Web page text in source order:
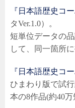
『日本語歴史コ
タVer.1.0）。
短単位データの
して、同一箇所
『日本語歴史コ
ひまわり版で試
本の8作品(約40